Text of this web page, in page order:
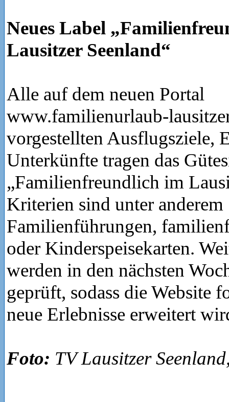
Neues Label
Lausitzer Seenland“
Alle auf dem neuen Portal
www.familienurlaub-
vorgestellten Ausflugsziele,
Unterkünfte tragen das
„Familienfreundlich im
Kriterien sind unter anderem
Familienführungen,
oder Kinderspeisekarten.
werden in den nächsten
geprüft, sodass die Website
neue Erlebnisse erweitert
Foto: TV Lausitzer